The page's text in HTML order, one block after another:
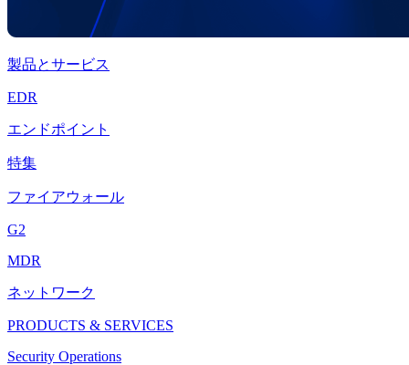
製品とサービス
EDR
エンドポイント
特集
ファイアウォール
G2
MDR
ネットワーク
PRODUCTS & SERVICES
Security Operations